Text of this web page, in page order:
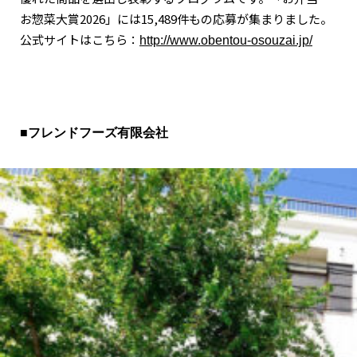
お惣菜大賞2026」には15,489件もの応募が集まりました。
公式サイトはこちら： http://www.obentou-osouzai.jp/
■フレンドフーズ有限会社